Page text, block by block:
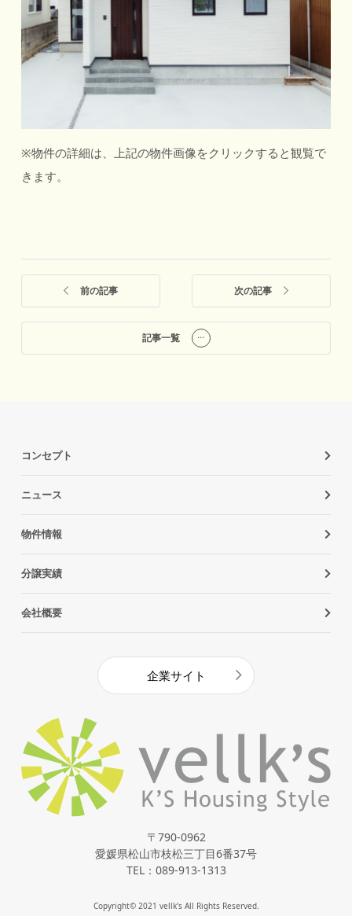
※物件の詳細は、上記の物件画像をクリックすると観覧で
きます。
前の記事
記事一覧
次の記事
〒790-0962
愛媛県松山市枝松三丁目6番37号
TEL：089-913-1313
コンセプト
ニュース
物件情報
分譲実績
会社概要
企業サイト
Copyright© 2021 vellk's All Rights Reserved.